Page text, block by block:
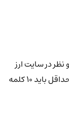
در سایت ارز
دیجیتال رایگان هدیه بگیرید. نظر یا تحلیل شما حداقل باید ۱۰ کلمه